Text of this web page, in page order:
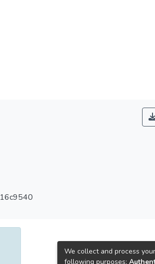
We collect and process
following purposes: